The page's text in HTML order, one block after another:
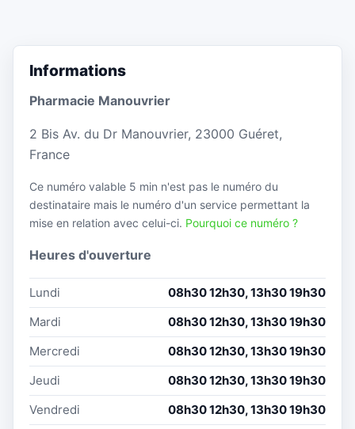
Informations
Pharmacie Manouvrier
2 Bis Av. du Dr Manouvrier, 23000 Guéret,
France
Ce numéro valable 5 min n'est pas le numéro du
destinataire mais le numéro d'un service permettant la
mise en relation avec celui-ci. Pourquoi ce numéro ?
Heures d'ouverture
Lundi
08h30 12h30, 13h30 19h30
Mardi
08h30 12h30, 13h30 19h30
Mercredi
08h30 12h30, 13h30 19h30
Jeudi
08h30 12h30, 13h30 19h30
Vendredi
08h30 12h30, 13h30 19h30